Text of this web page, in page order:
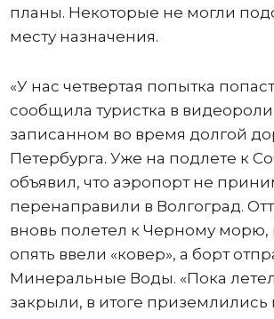
планы. Некоторые не могли
месту назначения.
«У нас четвертая попытка
сообщила туристка в
записанном во время долгой
Петербурга. Уже на подлете к
объявил, что аэропорт не
перенаправили в Волгоград.
вновь полетел к Черному морю,
опять ввели «ковер», а борт
Минеральные Воды. «Пока
закрыли, в итоге приземлились